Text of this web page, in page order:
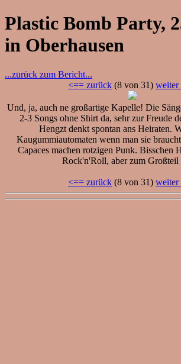
Plastic Bomb Party,
in Oberhausen
...zurück zum Bericht...
<== zurück (8 von 31) weiter
Und, ja, auch ne großartige Kapelle! Die
2-3 Songs ohne Shirt da, sehr zur Freude
Hengzt denkt spontan ans Heiraten.
Kaugummiautomaten wenn man sie
Capaces machen rotzigen Punk. Bisschen
Rock'n'Roll, aber zum Großteil
<== zurück (8 von 31) weiter